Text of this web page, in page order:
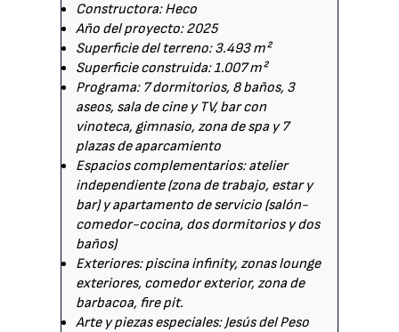
Constructora: Heco
Año del proyecto: 2025
Superficie del terreno: 3.493 m²
Superficie construida: 1.007 m²
Programa: 7 dormitorios, 8 baños, 3
aseos, sala de cine y TV, bar con
vinoteca, gimnasio, zona de spa y 7
plazas de aparcamiento
Espacios complementarios: atelier
independiente (zona de trabajo, estar y
bar) y apartamento de servicio (salón-
comedor-cocina, dos dormitorios y dos
baños)
Exteriores: piscina infinity, zonas lounge
exteriores, comedor exterior, zona de
barbacoa, fire pit.
Arte y piezas especiales: Jesús del Peso